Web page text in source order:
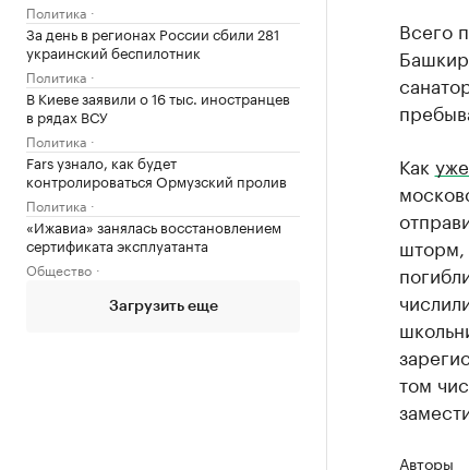
Политика
За день в регионах России сбили 281
украинский беспилотник
Политика
В Киеве заявили о 16 тыс. иностранцев
в рядах ВСУ
Политика
Fars узнало, как будет
контролироваться Ормузский пролив
Политика
«Ижавиа» занялась восстановлением
сертификата эксплуатанта
Общество
Загрузить еще
Всего
Как
шторм,
том
Авторы